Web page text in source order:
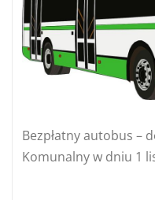
Bezpłatny autobus –
Komunalny w dniu 1